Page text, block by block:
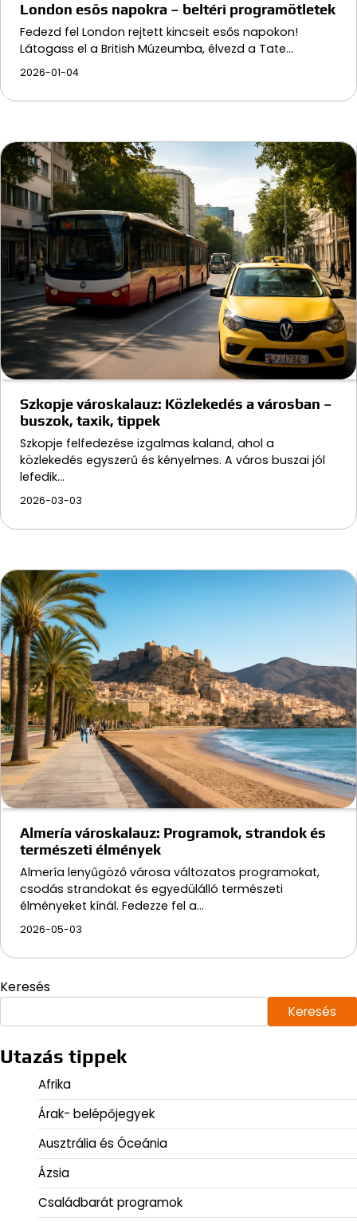
London esős napokra – beltéri programötletek
Fedezd fel London rejtett kincseit esős napokon!
Látogass el a British Múzeumba, élvezd a Tate…
2026-01-04
Szkopje városkalauz: Közlekedés a városban –
buszok, taxik, tippek
Szkopje felfedezése izgalmas kaland, ahol a
közlekedés egyszerű és kényelmes. A város buszai jól
lefedik…
2026-03-03
Almería városkalauz: Programok, strandok és
természeti élmények
Almería lenyűgöző városa változatos programokat,
csodás strandokat és egyedülálló természeti
élményeket kínál. Fedezze fel a…
2026-05-03
Keresés
Keresés
Utazás tippek
Afrika
Árak- belépőjegyek
Ausztrália és Óceánia
Ázsia
Családbarát programok